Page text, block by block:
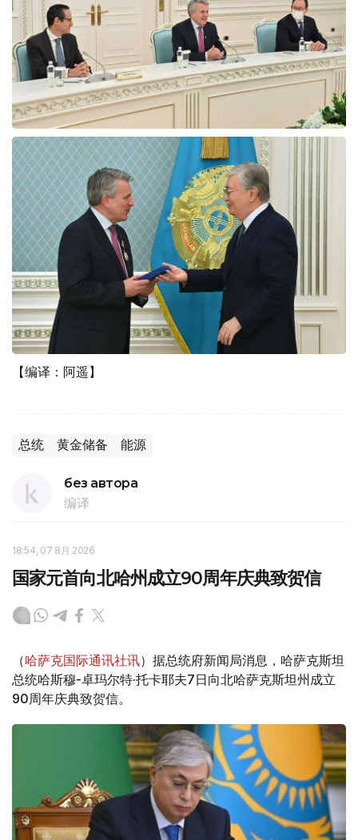
【编译：阿遥】
总统 黄金储备 能源
без автора
编译
18:54, 07 8月 2026
国家元首向北哈州成立90周年庆典致贺信
（哈萨克国际通讯社讯）据总统府新闻局消息，哈萨克斯坦
总统哈斯穆-卓玛尔特·托卡耶夫7日向北哈萨克斯坦州成立
90周年庆典致贺信。